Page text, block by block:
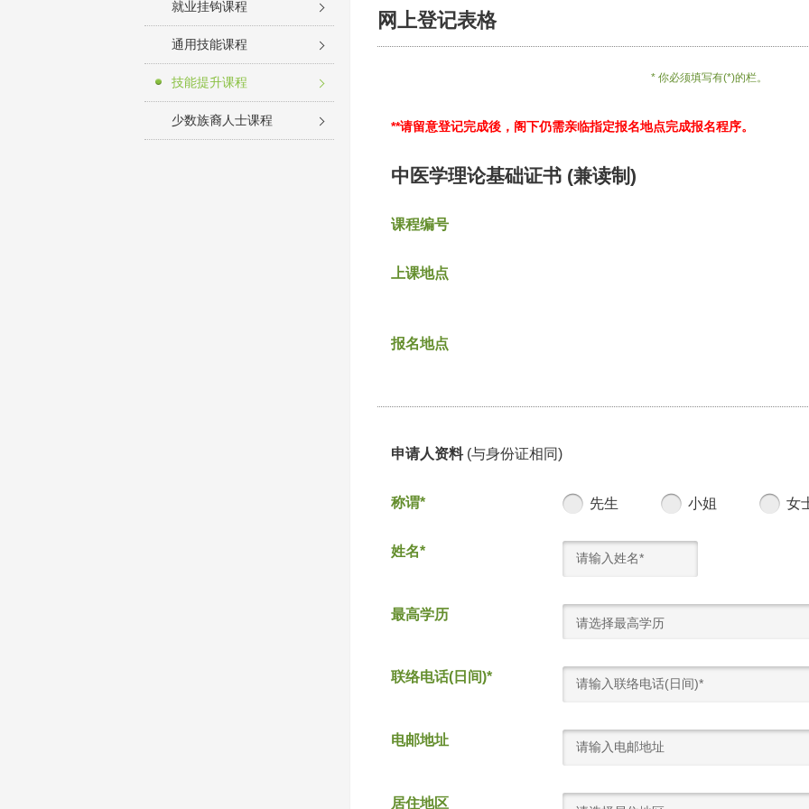
就业挂钩课程
通用技能课程
技能提升课程
少数族裔人士课程
网上登记表格
* 你必须填写有(*)的栏。
**请留意登记完成後，阁下仍需亲临指定报名地点完成报名程序。
中医学理论基础证书 (兼读制)
课程编号
上课地点
报名地点
申请人资料 (与身份证相同)
称谓* 先生 小姐 女
姓名*
最高学历
请选择最高学历
联络电话(日间)*
电邮地址
居住地区